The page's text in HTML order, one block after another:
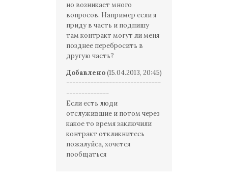
но возникает много
вопросов. Например если я
приду в часть и подпишу
там контракт могут ли меня
позднее перебросить в
другую часть?
Добавлено(15.04.2013, 20:45)
-------------------------------
--------------
Если есть люди
отслужившие и потом через
какое то время заключили
контракт откликнитесь
пожалуйса, хочется
пообщаться